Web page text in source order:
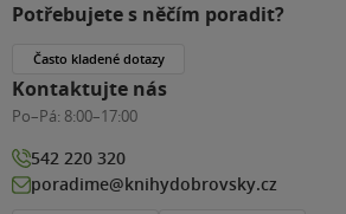
Potřebujete s něčím poradit?
Často kladené dotazy
Kontaktujte nás
Po–Pá: 8:00–17:00
542 220 320
poradime@knihydobrovsky.cz